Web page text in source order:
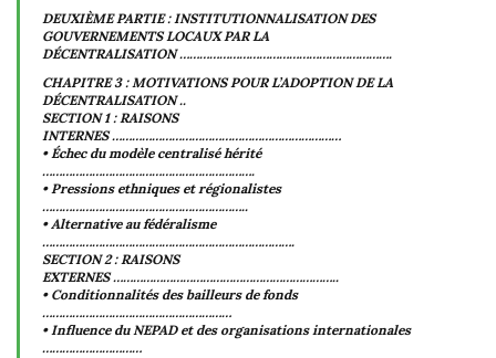
DEUXIÈME PARTIE : INSTITUTIONNALISATION DES
GOUVERNEMENTS LOCAUX PAR LA
DÉCENTRALISATION ……………………………………………………….
CHAPITRE 3 : MOTIVATIONS POUR L’ADOPTION DE LA
DÉCENTRALISATION ..
SECTION 1 : RAISONS
INTERNES ……………………………………………………………
• Échec du modèle centralisé hérité
……………………………………………………….
• Pressions ethniques et régionalistes
……………………………………………………..
• Alternative au fédéralisme
………………………………………………………………….
SECTION 2 : RAISONS
EXTERNES …………………………………………………………..
• Conditionnalités des bailleurs de fonds
…………………………………………………
• Influence du NEPAD et des organisations internationales
…………………………